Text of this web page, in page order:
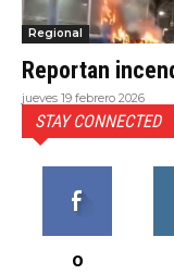
Regional
Reportan
jueves 19 febrero 2026
STAY CONNECTED
0